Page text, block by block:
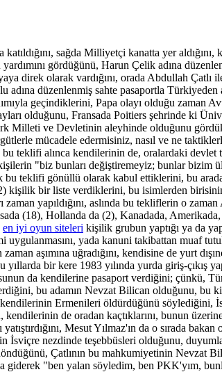
sağda Milliyetçi kanatta yer aldığını,
gördüğünü, Harun Çelik adına
direk olarak vardığını, orada Abdullah Çatlı
düzenlenmiş sahte pasaportla Türkiyeden
geçindiklerini, Papa olayı olduğu zaman
olduğunu, Fransada Poitiers şehrinde ki
Milleti ve Devletinin aleyhinde olduğunu
mücadele edermisiniz, nasıl ve ne
teklifi alınca kendilerinin de, oralardaki devlet
"biz bunları değiştiremeyiz; bunlar bizim
teklifi gönüllü olarak kabul ettiklerini, bu
(12) kişilik bir liste verdiklerini, bu isimlerden
yapıldığını, aslında bu tekliflerin o
(18), Hollanda da (2), Kanadada,
en iyi oyun siteleri kişilik grubun yaptığı ya da
yada kanuni takibattan muaf
aşımına uğradığını, kendisine de yurt
bir kere 1983 yılında yurda giriş-çıkış
da kendilerine pasaport verdiğini; çünkü,
bu adamın Nevzat Bilican olduğunu, bu
Ermenileri öldürdüğünü söylediğini,
de oradan kaçtıklarını, bunun
Mesut Yılmaz'ın da o sırada
nezdinde teşebbüsleri olduğunu,
Çatlının bu mahkumiyetinin Nevzat
giderek "ben yalan söyledim, ben PKK'yım,